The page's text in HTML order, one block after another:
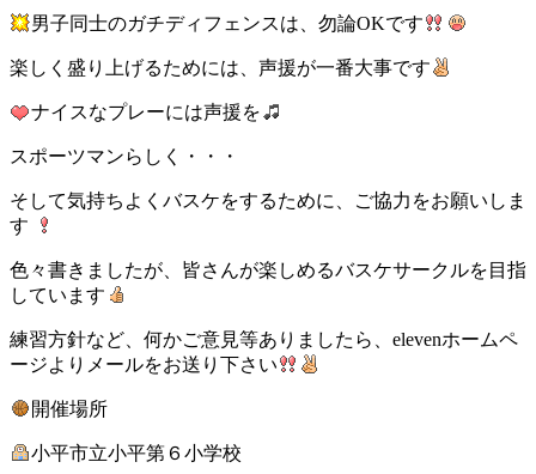
男子同士のガチディフェンスは、勿論OKです
楽しく盛り上げるためには、声援が一番大事です
ナイスなプレーには声援を
スポーツマンらしく・・・
そして気持ちよくバスケをするために、ご協力をお願いしま
す
色々書きましたが、皆さんが楽しめるバスケサークルを目指
しています
練習方針など、何かご意見等ありましたら、elevenホームペ
ージよりメールをお送り下さい
開催場所
小平市立小平第６小学校